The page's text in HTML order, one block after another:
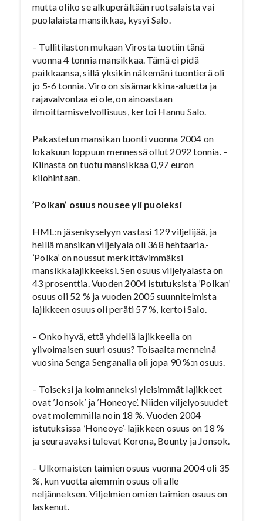
mutta oliko se alkuperältään ruotsalaista vai
puolalaista mansikkaa, kysyi Salo.
– Tullitilaston mukaan Virosta tuotiin tänä
vuonna 4 tonnia mansikkaa. Tämä ei pidä
paikkaansa, sillä yksikin näkemäni tuontierä oli
jo 5-6 tonnia. Viro on sisämarkkina-aluetta ja
rajavalvontaa ei ole, on ainoastaan
ilmoittamisvelvollisuus, kertoi Hannu Salo.
Pakastetun mansikan tuonti vuonna 2004 on
lokakuun loppuun mennessä ollut 2092 tonnia. –
Kiinasta on tuotu mansikkaa 0,97 euron
kilohintaan.
’Polkan’ osuus nousee yli puoleksi
HML:n jäsenkyselyyn vastasi 129 viljelijää, ja
heillä mansikan viljelyala oli 368 hehtaaria.-
’Polka’ on noussut merkittävimmäksi
mansikkalajikkeeksi. Sen osuus viljelyalasta on
43 prosenttia. Vuoden 2004 istutuksista ’Polkan’
osuus oli 52 % ja vuoden 2005 suunnitelmista
lajikkeen osuus oli peräti 57 %, kertoi Salo.
– Onko hyvä, että yhdellä lajikkeella on
ylivoimaisen suuri osuus? Toisaalta menneinä
vuosina Senga Senganalla oli jopa 90 %:n osuus.
– Toiseksi ja kolmanneksi yleisimmät lajikkeet
ovat ’Jonsok’ ja ’Honeoye’. Niiden viljelyosuudet
ovat molemmilla noin 18 %. Vuoden 2004
istutuksissa ’Honeoye’-lajikkeen osuus on 18 %
ja seuraavaksi tulevat Korona, Bounty ja Jonsok.
– Ulkomaisten taimien osuus vuonna 2004 oli 35
%, kun vuotta aiemmin osuus oli alle
neljänneksen. Viljelmien omien taimien osuus on
laskenut.